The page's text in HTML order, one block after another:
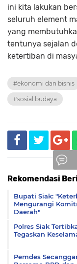
ini kita lakukan
seluruh element
yang
tentunya sejalan
ketertiban di
#ekonomi dan bisnis
#sosial budaya
Rekomendasi
Bupati Siak:
Mengurangi
Daerah"
Polres Siak
Tegaskan
Pemdes